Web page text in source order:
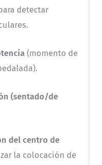
detectar
(momento de
(sentado/de
del centro de
la colocación de